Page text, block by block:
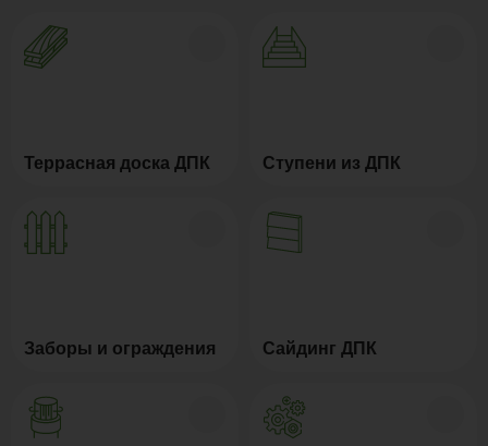
Террасная доска ДПК Ступени из ДПК
Заборы и ограждения Сайдинг ДПК